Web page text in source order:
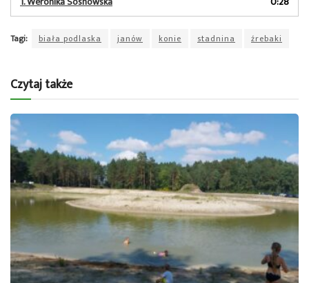
Tagi: biała podlaska janów konie stadnina źrebaki
Czytaj także